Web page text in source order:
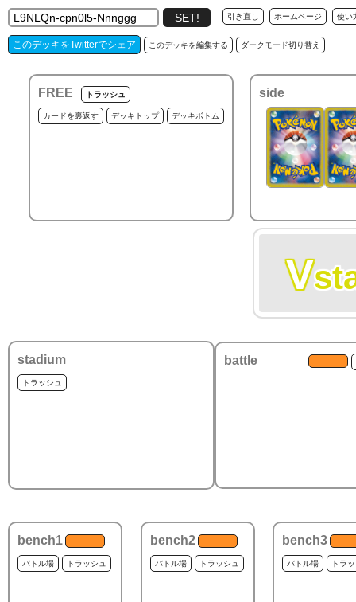
引き直し ホームページ 使い
このデッキをTwitterでシェア このデッキを編集する ダークモード切り替え
FREE トラッシュ
カードを裏返す デッキトップ デッキボトム
side
V
stadium
トラッシュ
battle
bench1
バトル場 トラッシュ
bench2
バトル場 トラッシュ
bench3
バトル場 トラ